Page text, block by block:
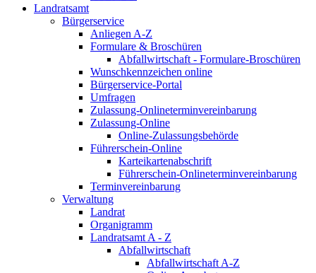
Landratsamt
Bürgerservice
Anliegen A-Z
Formulare & Broschüren
Abfallwirtschaft - Formulare-Broschüren
Wunschkennzeichen online
Bürgerservice-Portal
Umfragen
Zulassung-Onlineterminvereinbarung
Zulassung-Online
Online-Zulassungsbehörde
Führerschein-Online
Karteikartenabschrift
Führerschein-Onlineterminvereinbarung
Terminvereinbarung
Verwaltung
Landrat
Organigramm
Landratsamt A - Z
Abfallwirtschaft
Abfallwirtschaft A-Z